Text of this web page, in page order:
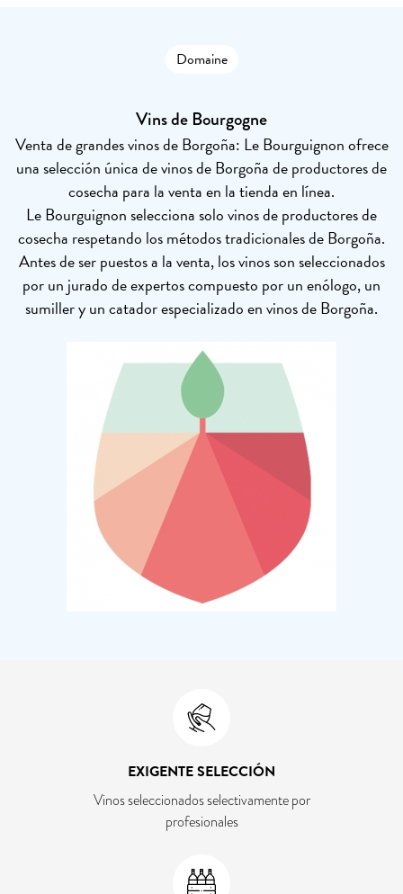
Domaine
Vins de Bourgogne
Venta de grandes vinos de Borgoña: Le Bourguignon ofrece
una selección única de vinos de Borgoña de productores de
cosecha para la venta en la tienda en línea.
Le Bourguignon selecciona solo vinos de productores de
cosecha respetando los métodos tradicionales de Borgoña.
Antes de ser puestos a la venta, los vinos son seleccionados
por un jurado de expertos compuesto por un enólogo, un
sumiller y un catador especializado en vinos de Borgoña.
EXIGENTE SELECCIÓN
Vinos seleccionados selectivamente por
profesionales